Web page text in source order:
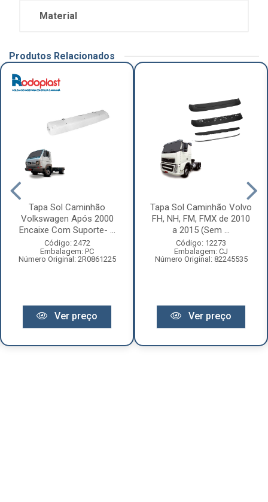
Material
Produtos Relacionados
Tapa Sol Caminhão
Volkswagen Após 2000
Encaixe Com Suporte- ...
Código: 2472
Embalagem: PC
Número Original: 2R0861225
Ver preço
Tapa Sol Caminhão Volvo
FH, NH, FM, FMX de 2010
a 2015 (Sem ...
Código: 12273
Embalagem: CJ
Número Original: 82245535
Ver preço